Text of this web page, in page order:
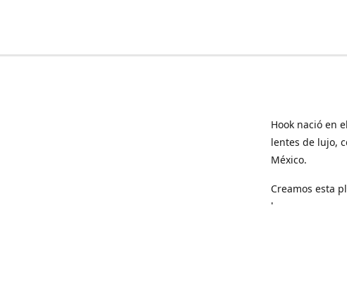
Hook nació en
lentes de lujo,
México.
Creamos esta
hogar.